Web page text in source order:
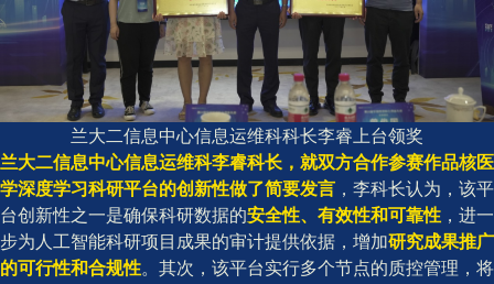
兰大二信息中心信息运维科科长李睿上台领奖
兰大二信息中心信息运维科李睿科长，就双方合作参赛作品核医
学深度学习科研平台的创新性做了简要发言 ，李科长认为，该平
台创新性之一是确保科研数据的安全性、有效性和可靠性 ，进一
步为人工智能科研项目成果的审计提供依据，增加研究成果推广
的可行性和合规性。其次，该平台实行多个节点的质控管理，将